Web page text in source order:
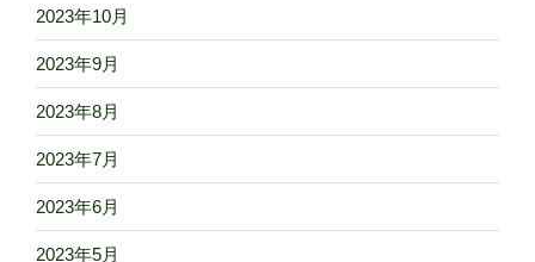
2023年10月
2023年9月
2023年8月
2023年7月
2023年6月
2023年5月